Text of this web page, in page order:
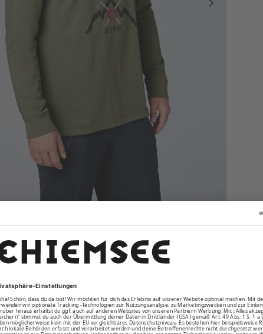
Langarm mit Rippbündchen am Ärmelsaum
Cooler Frontprint